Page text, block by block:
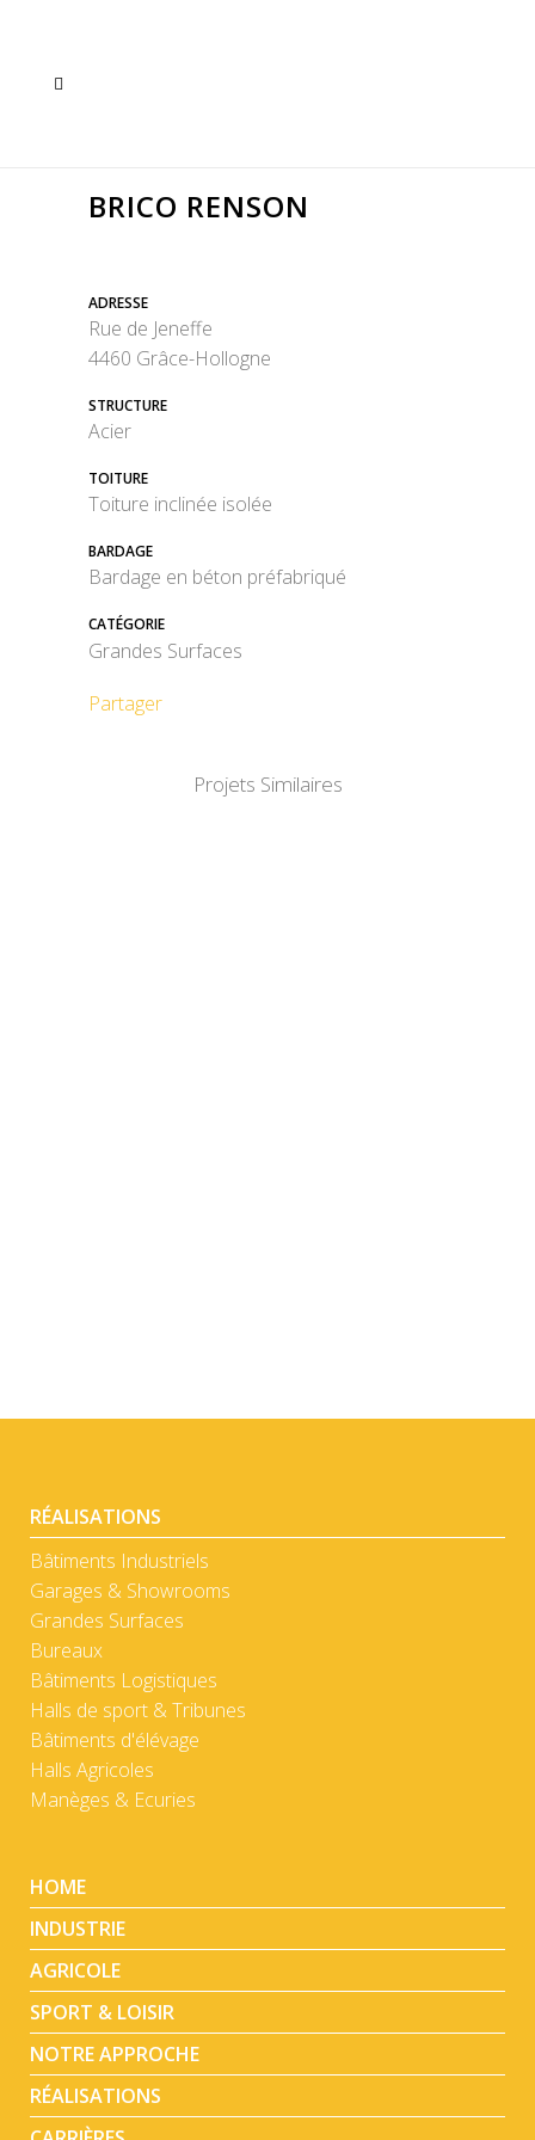
BRICO RENSON
ADRESSE
Rue de Jeneffe
4460 Grâce-Hollogne
STRUCTURE
Acier
TOITURE
Toiture inclinée isolée
BARDAGE
Bardage en béton préfabriqué
CATÉGORIE
Grandes Surfaces
Partager
Projets Similaires
RÉALISATIONS
Bâtiments Industriels
Garages & Showrooms
Grandes Surfaces
Bureaux
Bâtiments Logistiques
Halls de sport & Tribunes
Bâtiments d'élévage
Halls Agricoles
Manèges & Ecuries
HOME
INDUSTRIE
AGRICOLE
SPORT & LOISIR
NOTRE APPROCHE
RÉALISATIONS